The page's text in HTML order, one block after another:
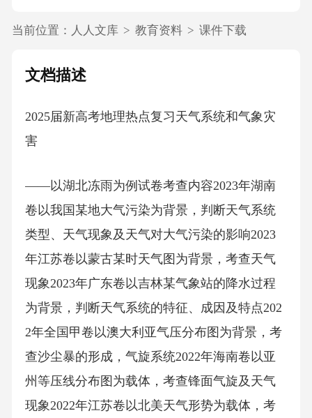
当前位置： 人人文库 > 教育资料 > 课件下载
文档描述
2025届新高考地理热点复习天气系统和气象灾
害
——以湖北冻雨为例试卷考查内容2023年湖南
卷以我国某地大气污染为背景，判断天气系统
类型、天气现象及天气对大气污染的影响2023
年江苏卷以蒙古某时天气图为背景，考查天气
现象2023年广东卷以吉林某气象站的降水过程
为背景，判断天气系统的特征、成因及特点202
2年全国甲卷以澳大利亚气压分布图为背景，考
查沙尘暴的形成，气旋系统2022年海南卷以亚
州等压线分布图为载体，考查锋面气旋及天气
现象2022年江苏卷以北美天气形势为载体，考